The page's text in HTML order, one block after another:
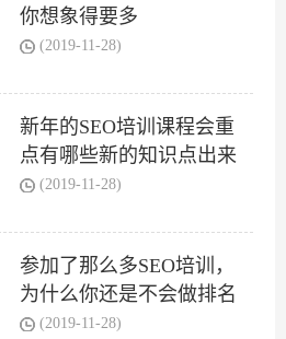
你想象得要多
(2019-11-28)
新年的SEO培训课程会重
点有哪些新的知识点出来
(2019-11-28)
参加了那么多SEO培训，
为什么你还是不会做排名
(2019-11-28)